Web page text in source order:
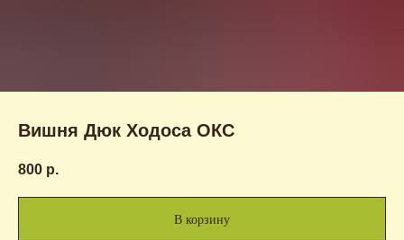
Вишня Дюк Ходоса ОКС
800 р.
В корзину